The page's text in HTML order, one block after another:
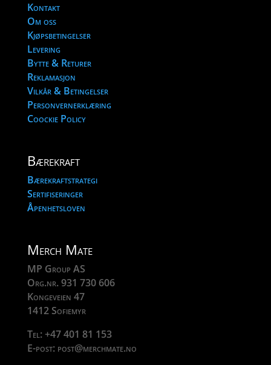
Kontakt
Om oss
Kjøpsbetingelser
Levering
Bytte & Returer
Reklamasjon
Vilkår & Betingelser
Personvernerklæring
Coockie Policy
Bærekraft
Bærekraftstrategi
Sertifiseringer
Åpenhetsloven
Merch Mate
MP Group AS
Org.nr. 931 730 606
Kongeveien 47
1412 Sofiemyr
Tel: +47 401 81 153
E-post: post@merchmate.no